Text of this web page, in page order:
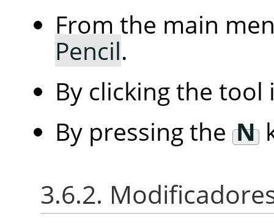
From the main
Pencil.
By clicking the
By pressing the N
3.6.2.